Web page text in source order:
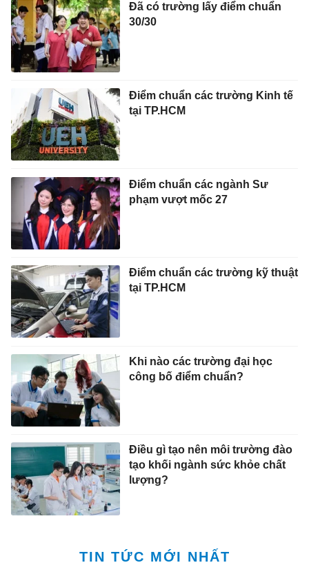
Đã có trường lấy điểm chuẩn
30/30
Điểm chuẩn các trường Kinh tế
tại TP.HCM
Điểm chuẩn các ngành Sư
phạm vượt mốc 27
Điểm chuẩn các trường kỹ thuật
tại TP.HCM
Khi nào các trường đại học
công bố điểm chuẩn?
Điều gì tạo nên môi trường đào
tạo khối ngành sức khỏe chất
lượng?
TIN TỨC MỚI NHẤT